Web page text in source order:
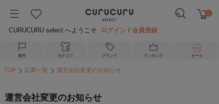
0
CURUCURU select へようこそ ログイン /会員登録
新作 カテゴリ ブランド ランキング セール
TOP 記事一覧 運営会社変更のお知らせ
運営会社変更のお知らせ